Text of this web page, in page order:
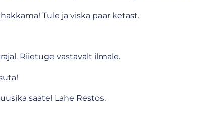
Tule ja viska paar ketast.
Riietuge vastavalt ilmale.
saatel Lahe Restos.